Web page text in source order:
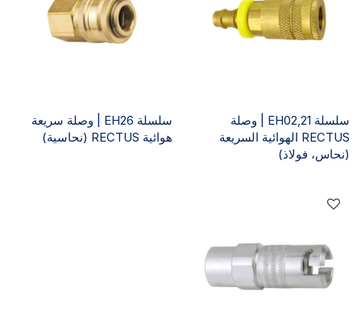
سلسلة EH02,21 | وصلة
RECTUS الهوائية السريعة
(نحاس، فولاذ)
سلسلة EH26 | وصلة سريعة
هوائية RECTUS (نحاسية)